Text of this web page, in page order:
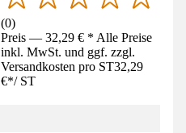
(0)
Preis — 32,29 € * Alle Preise
inkl. MwSt. und ggf. zzgl.
Versandkosten pro ST32,29
€*/ ST